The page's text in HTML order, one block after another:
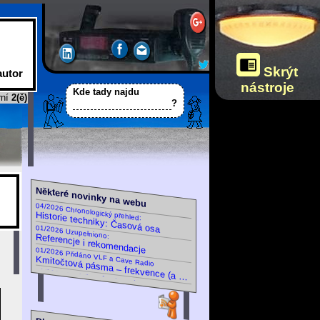
2(ě)
Kde tady najdu
?
Některé novinky na webu
04/2026 Chronologický přehled:
Historie techniky: Časová osa
01/2026 Uzupełniono:
Referencje i rekomendacje
01/2026 Přidáno VLF a Cave Radio
Kmitočtová pásma – frekvence (a vlnová délka)
09/2025 Doplněny různé nové
Certifikáty a osvědčení
Ztlumit navigaci
a ovládání
(Jas celého webu
se nastavuje
nezávisle,
vlevo dole
na palubní desce.)
Skrýt
nástroje